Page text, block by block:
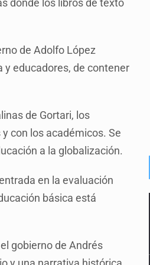
donde los libros de texto
de Adolfo López
educadores, de contener
de Gortari, los
con los académicos. Se
a la globalización.
en la evaluación
básica está
gobierno de Andrés